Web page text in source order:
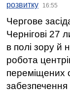
розвитку
16:55
Чергове
Чернігові 27
в полі зору й
робота
переміщених
забезпечення